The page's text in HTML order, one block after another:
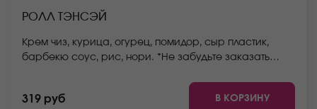
РОЛЛ ТЭНСЭЙ
Крем чиз, курица, огурец, помидор, сыр пластик,
барбекю соус, рис, нори. *Не забудьте заказать
стоимость заказа. *Внешний вид блюда может
отличаться от фото на сайте.
319 руб В КОРЗИНУ